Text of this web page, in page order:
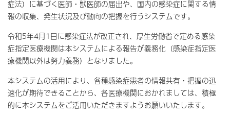
症法）に基づく医師・獣医師の届出や、国内の感染症に関する情
報の収集、発生状況及び動向の把握を行うシステムです。
令和5年4月1日に感染症法が改正され、厚生労働省で定める感染
症指定医療機関は本システムによる報告が義務化（感染症指定医
療機関以外は努力義務）となりました。
本システムの活用により、各種感染症患者の情報共有・把握の迅
速化が期待できることから、各医療機関におかれましては、積極
的に本システムをご活用いただきますようお願いいたします。